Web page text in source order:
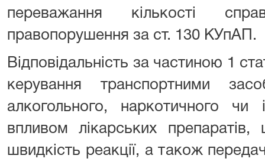
переважання кількості
правопорушення за ст. 130 КУпАП.
Відповідальність за частиною 1
керування транспортними
алкогольного, наркотичного
впливом лікарських
швидкість реакції, а також